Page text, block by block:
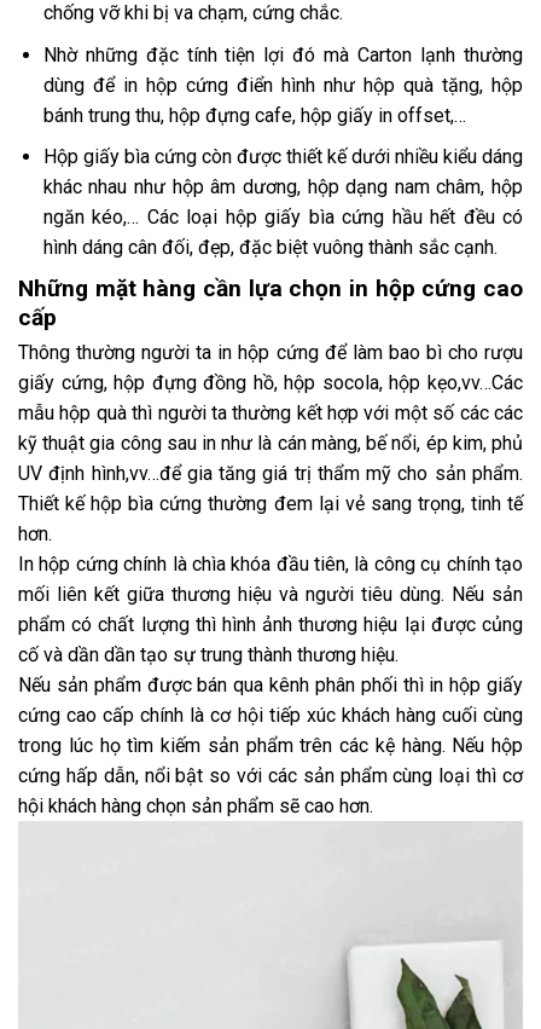
chống vỡ khi bị va chạm, cứng chắc.
Nhờ những đặc tính tiện lợi đó mà Carton lạnh thường
dùng để in hộp cứng điển hình như hộp quà tặng, hộp
bánh trung thu, hộp đựng cafe, hộp giấy in offset,…
Hộp giấy bìa cứng còn được thiết kế dưới nhiều kiểu dáng
khác nhau như hộp âm dương, hộp dạng nam châm, hộp
ngăn kéo,… Các loại hộp giấy bìa cứng hầu hết đều có
hình dáng cân đối, đẹp, đặc biệt vuông thành sắc cạnh.
Những mặt hàng cần lựa chọn in hộp cứng cao
cấp
Thông thường người ta in hộp cứngđể làm bao bì cho rượu
giấy cứng, hộp đựng đồng hồ, hộp socola, hộp kẹo,vv…Các
mẫu hộp quà thì người ta thường kết hợp với một số các các
kỹ thuật gia công sau in như là cán màng, bế nổi, ép kim, phủ
UV định hình,vv…để gia tăng giá trị thẩm mỹ cho sản phẩm.
Thiết kế hộp bìa cứng thường đem lại vẻ sang trọng, tinh tế
hơn.
In hộp cứng chính là chìa khóa đầu tiên, là công cụ chính tạo
mối liên kết giữa thương hiệu và người tiêu dùng. Nếu sản
phẩm có chất lượng thì hình ảnh thương hiệu lại được củng
cố và dần dần tạo sự trung thành thương hiệu.
Nếu sản phẩm được bán qua kênh phân phối thì in hộp giấy
cứng cao cấpchính là cơ hội tiếp xúc khách hàng cuối cùng
trong lúc họ tìm kiếm sản phẩm trên các kệ hàng. Nếu hộp
cứng hấp dẫn, nổi bật so với các sản phẩm cùng loại thì cơ
hội khách hàng chọn sản phẩm sẽ cao hơn.